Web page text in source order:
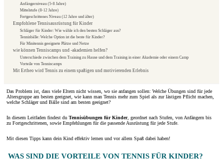
Anfängerniveau (5-8 Jahre)
Mittelstufe (8-12 Jahre)
Fortgeschrittenes Niveau (12 Jahre und älter)
Empfohlene Tennisausrüstung für Kinder
Schläger für Kinder: Wie wähle ich den besten Schläger aus?
Tennisbälle: Welche Option ist die beste für Kinder?
Für Minitennis geeignete Plätze und Netze
wie können Tenniscamps und -akademien helfen?
Unterschiede zwischen dem Training zu Hause und dem Training in einer Akademie oder einem Camp
Vorteile von Tenniscamps
Mit Ertheo wird Tennis zu einem spaßigen und motivierenden Erlebnis
Das Problem ist, dass viele Eltern nicht wissen, wo sie anfangen sollen: Welche Übungen sind für jede
Altersgruppe am besten geeignet, wie kann man Tennis mehr zum Spiel als zur lästigen Pflicht machen,
welche Schläger und Bälle sind am besten geeignet?
In diesem Leitfaden findest du Tennisübungen für Kinder, geordnet nach Stufen, von Anfängern bis
zu Fortgeschrittenen, sowie Empfehlungen für die passende Ausrüstung für jede Stufe.
Mit diesen Tipps kann dein Kind effektiv lernen und vor allem Spaß dabei haben!
WAS SIND DIE VORTEILE VON TENNIS FÜR KINDER?